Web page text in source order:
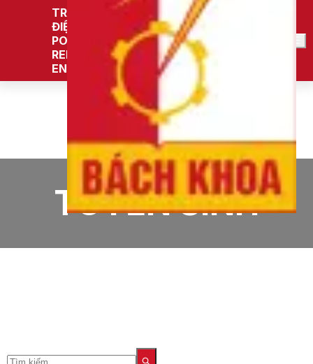
TRƯỜNG ĐIỆN -
ĐIỆN TỬ
POWER GRID AND
RENEWABLE
ENERGY LAB
VI
TUYỂN SINH
PTN NC Hệ thống điện và năng lượng tái tạo